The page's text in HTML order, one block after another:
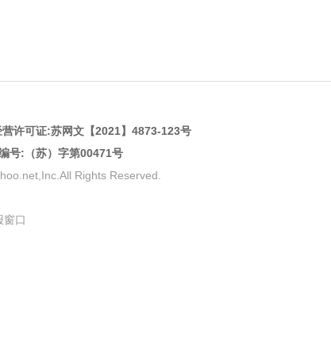
许可证:苏网文【2021】4873-123号
号:（苏）字第00471号
Rights Reserved.
窗口